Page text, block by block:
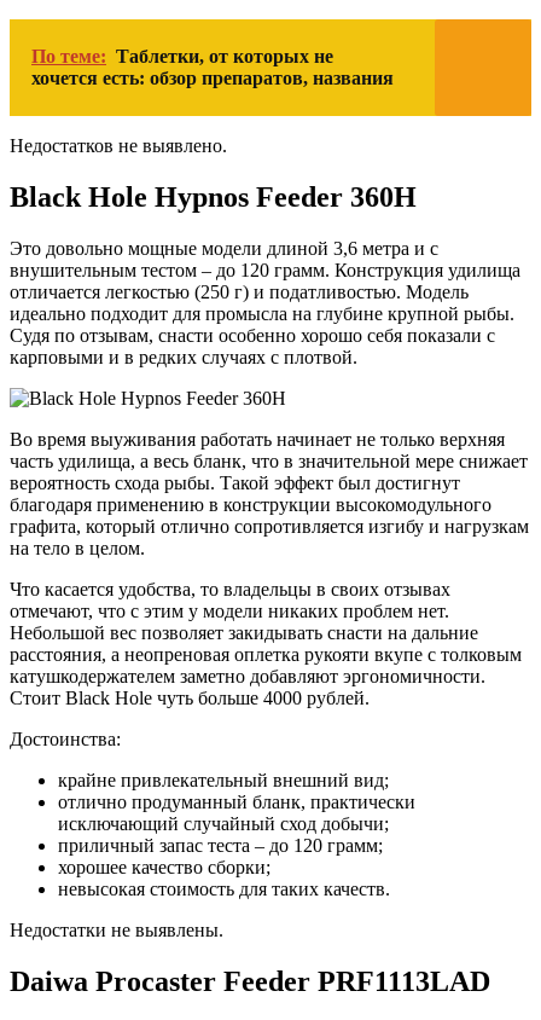
По теме: Таблетки, от которых не
хочется есть: обзор препаратов, названия
Недостатков не выявлено.
Black Hole Hypnos Feeder 360H
Это довольно мощные модели длиной 3,6 метра и с
внушительным тестом – до 120 грамм. Конструкция удилища
отличается легкостью (250 г) и податливостью. Модель
идеально подходит для промысла на глубине крупной рыбы.
Судя по отзывам, снасти особенно хорошо себя показали с
карповыми и в редких случаях с плотвой.
Во время выуживания работать начинает не только верхняя
часть удилища, а весь бланк, что в значительной мере снижает
вероятность схода рыбы. Такой эффект был достигнут
благодаря применению в конструкции высокомодульного
графита, который отлично сопротивляется изгибу и нагрузкам
на тело в целом.
Что касается удобства, то владельцы в своих отзывах
отмечают, что с этим у модели никаких проблем нет.
Небольшой вес позволяет закидывать снасти на дальние
расстояния, а неопреновая оплетка рукояти вкупе с толковым
катушкодержателем заметно добавляют эргономичности.
Стоит Black Hole чуть больше 4000 рублей.
Достоинства:
крайне привлекательный внешний вид;
отлично продуманный бланк, практически
исключающий случайный сход добычи;
приличный запас теста – до 120 грамм;
хорошее качество сборки;
невысокая стоимость для таких качеств.
Недостатки не выявлены.
Daiwa Procaster Feeder PRF1113LAD